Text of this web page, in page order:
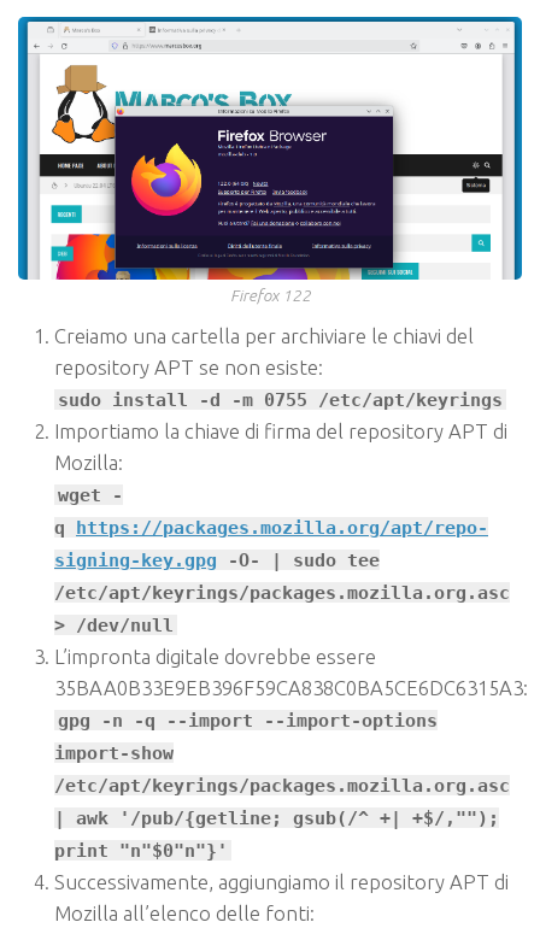
Firefox 122
Creiamo una cartella per archiviare le chiavi del
repository APT se non esiste:
sudo install -d -m 0755 /etc/apt/keyrings
Importiamo la chiave di firma del repository APT di
Mozilla:
wget -
q https://packages.mozilla.org/apt/repo-
signing-key.gpg -O- | sudo tee
/etc/apt/keyrings/packages.mozilla.org.asc
> /dev/null
L’impronta digitale dovrebbe essere
35BAA0B33E9EB396F59CA838C0BA5CE6DC6315A3:
gpg -n -q --import --import-options
import-show
/etc/apt/keyrings/packages.mozilla.org.asc
| awk '/pub/{getline; gsub(/^ +| +$/,"");
print "n"$0"n"}'
Successivamente, aggiungiamo il repository APT di
Mozilla all’elenco delle fonti: